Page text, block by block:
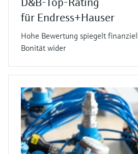
für Endress+Hauser
Hohe Bewertung spiegelt
Bonität wider